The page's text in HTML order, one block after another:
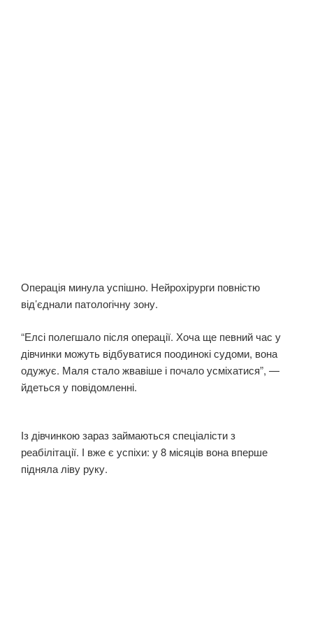
Операція минула успішно. Нейрохірурги повністю
від’єднали патологічну зону.
“Елсі полегшало після операції. Хоча ще певний час у
дівчинки можуть відбуватися поодинокі судоми, вона
одужує. Маля стало жвавіше і почало усміхатися”, —
йдеться у повідомленні.
Із дівчинкою зараз займаються спеціалісти з
реабілітації. І вже є успіхи: у 8 місяців вона вперше
підняла ліву руку.